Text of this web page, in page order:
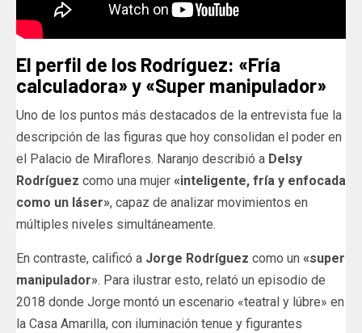
El perfil de los Rodríguez: «Fría
calculadora» y «Super manipulador»
Uno de los puntos más destacados de la entrevista fue la
descripción de las figuras que hoy consolidan el poder en
el Palacio de Miraflores. Naranjo describió a Delsy
Rodríguez como una mujer «inteligente, fría y enfocada
como un láser», capaz de analizar movimientos en
múltiples niveles simultáneamente.
En contraste, calificó a Jorge Rodríguez como un «super
manipulador». Para ilustrar esto, relató un episodio de
2018 donde Jorge montó un escenario «teatral y lúbre» en
la Casa Amarilla, con iluminación tenue y figurantes